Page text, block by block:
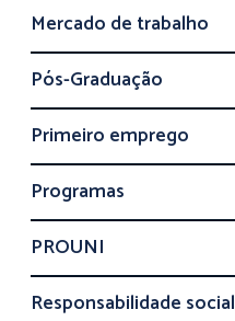
Mercado de trabalho
Pós-Graduação
Primeiro emprego
Programas
PROUNI
Responsabilidade social